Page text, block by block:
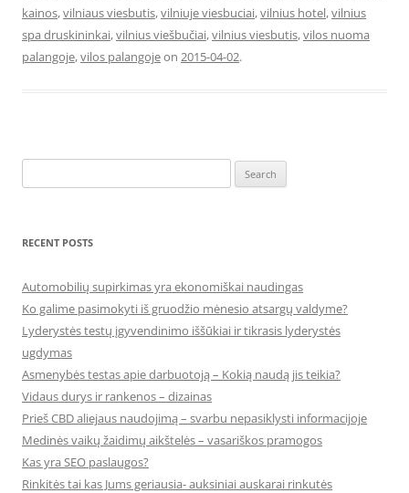
kainos,vilniaus viesbutis,vilniuje viesbuciai,vilnius hotel,vilnius
spa druskininkai,vilnius viešbučiai,vilnius viesbutis,vilos nuoma
palangoje,vilos palangojeon 2015-04-02.
for:
RECENT POSTS
Automobilių supirkimas yra ekonomiškai naudingas
Ko galime pasimokyti iš gruodžio mėnesio atsargų valdyme?
Lyderystės testų įgyvendinimo iššūkiai ir tikrasis lyderystės
ugdymas
Asmenybės testas apie darbuotoją – Kokią naudą jis teikia?
Vidaus durys ir rankenos – dizainas
Prieš CBD aliejaus naudojimą – svarbu nepasiklysti informacijoje
Medinės vaikų žaidimų aikštelės – vasariškos pramogos
Kas yra SEO paslaugos?
Rinkitės tai kas Jums geriausia- auksiniai auskarai rinkutės